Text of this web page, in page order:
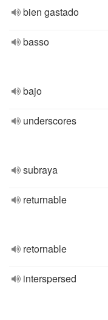
bien gastado
basso
bajo
underscores
subraya
returnable
retornable
interspersed